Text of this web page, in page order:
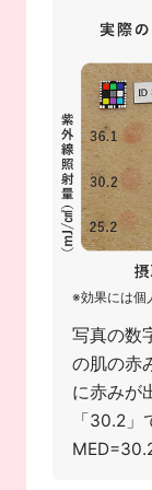
※効果には個
写真の数
の肌の赤
に赤みが
「30.2
MED=30.2